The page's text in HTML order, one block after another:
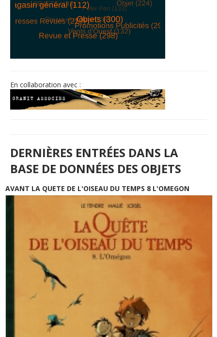
En collaboration avec :
DERNIÈRES ENTRÉES DANS LA
BASE DE DONNÉES DES OBJETS
AVANT LA QUETE DE L'OISEAU DU TEMPS 8 L'OMEGON